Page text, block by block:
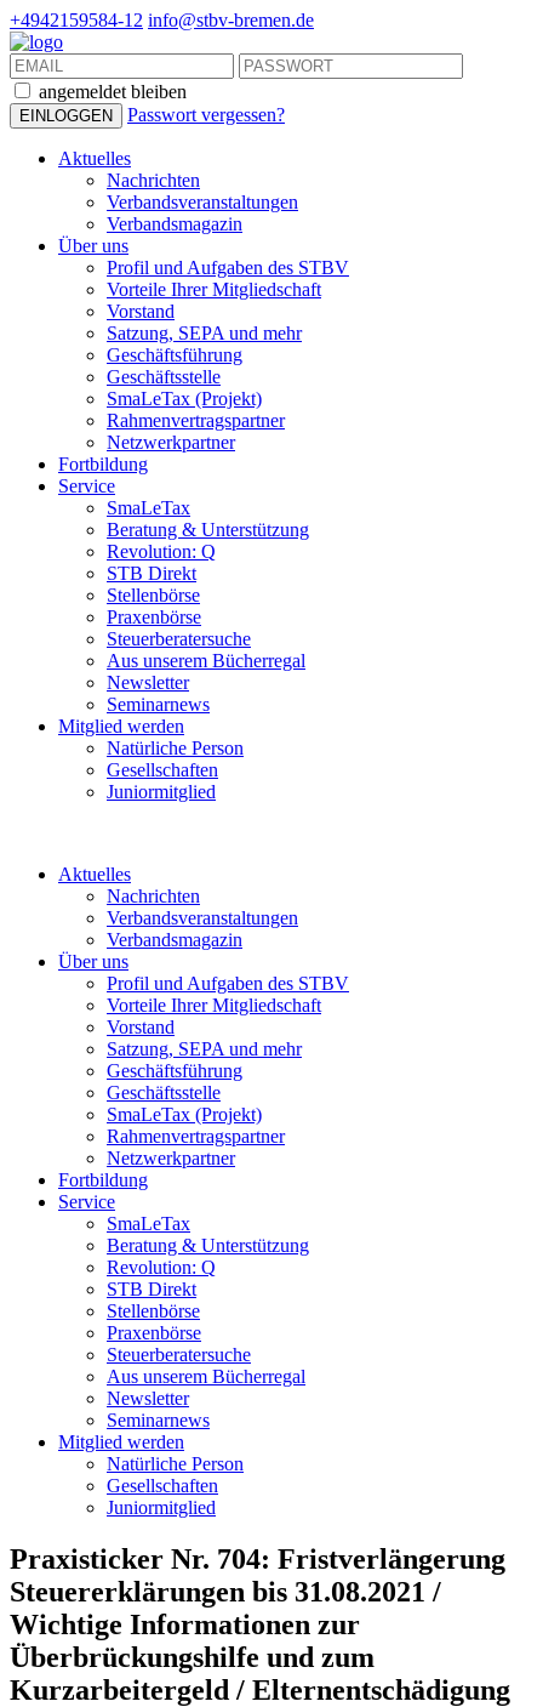
+4942159584-12 info@stbv-bremen.de
angemeldet bleiben
Passwort vergessen?
Aktuelles
Nachrichten
Verbandsveranstaltungen
Verbandsmagazin
Über uns
Profil und Aufgaben des STBV
Vorteile Ihrer Mitgliedschaft
Vorstand
Satzung, SEPA und mehr
Geschäftsführung
Geschäftsstelle
SmaLeTax (Projekt)
Rahmenvertragspartner
Netzwerkpartner
Fortbildung
Service
SmaLeTax
Beratung & Unterstützung
Revolution: Q
STB Direkt
Stellenbörse
Praxenbörse
Steuerberatersuche
Aus unserem Bücherregal
Newsletter
Seminarnews
Mitglied werden
Natürliche Person
Gesellschaften
Juniormitglied
Aktuelles
Nachrichten
Verbandsveranstaltungen
Verbandsmagazin
Über uns
Profil und Aufgaben des STBV
Vorteile Ihrer Mitgliedschaft
Vorstand
Satzung, SEPA und mehr
Geschäftsführung
Geschäftsstelle
SmaLeTax (Projekt)
Rahmenvertragspartner
Netzwerkpartner
Fortbildung
Service
SmaLeTax
Beratung & Unterstützung
Revolution: Q
STB Direkt
Stellenbörse
Praxenbörse
Steuerberatersuche
Aus unserem Bücherregal
Newsletter
Seminarnews
Mitglied werden
Natürliche Person
Gesellschaften
Juniormitglied
Praxisticker Nr. 704: Fristverlängerung
Steuererklärungen bis 31.08.2021 /
Wichtige Informationen zur
Überbrückungshilfe und zum
Kurzarbeitergeld / Elternentschädigung